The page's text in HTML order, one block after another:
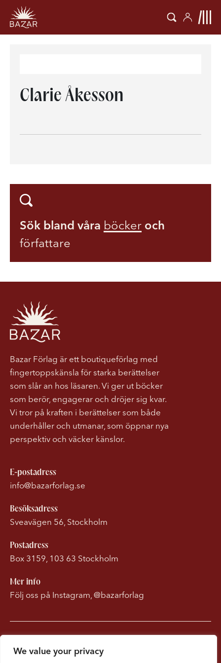
We value your privacy
Clarie Åkesson
Sök bland våra böcker och
författare
Bazar Förlag är ett boutiqueförlag med
fingertoppskänsla för starka berättelser
som slår an hos läsaren. Vi ger ut böcker
som berör, engagerar och dröjer sig kvar.
Vi tror på kraften i berättelser som både
underhåller och utmanar, som öppnar nya
perspektiv och väcker känslor.
E-postadress
info@bazarforlag.se
Besöksadress
Sveavägen 56, Stockholm
Postadress
Box 3159, 103 63 Stockholm
Mer info
Följ oss på Instagram, @bazarforlag
Om Bonnierförlagen